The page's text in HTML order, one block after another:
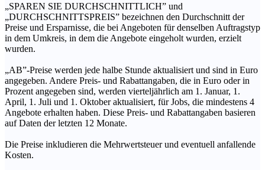
„SPAREN SIE DURCHSCHNITTLICH” und
„DURCHSCHNITTSPREIS” bezeichnen den Durchschnitt der
Preise und Ersparnisse, die bei Angeboten für denselben Auftragstyp
in dem Umkreis, in dem die Angebote eingeholt wurden, erzielt
wurden.
„AB”-Preise werden jede halbe Stunde aktualisiert und sind in Euro
angegeben. Andere Preis- und Rabattangaben, die in Euro oder in
Prozent angegeben sind, werden vierteljährlich am 1. Januar, 1.
April, 1. Juli und 1. Oktober aktualisiert, für Jobs, die mindestens 4
Angebote erhalten haben. Diese Preis- und Rabattangaben basieren
auf Daten der letzten 12 Monate.
Die Preise inkludieren die Mehrwertsteuer und eventuell anfallende
Kosten.